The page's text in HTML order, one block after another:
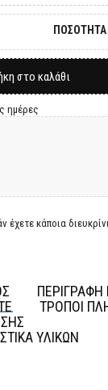
ΠΟΣΟΤΗΤΑ
στο καλάθι
ημέρες
έχετε κάποια
ΤΡΟΠΟΙ
ΥΛΙΚΩΝ